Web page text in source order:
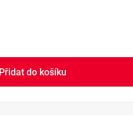
do košíku